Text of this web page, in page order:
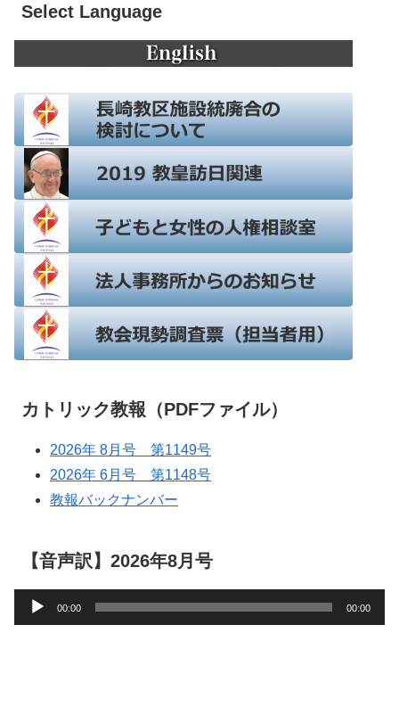
Select Language
カトリック教報（PDFファイル）
2026年 8月号 第1149号
2026年 6月号 第1148号
教報バックナンバー
【音声訳】2026年8月号
声
00:00 00:00